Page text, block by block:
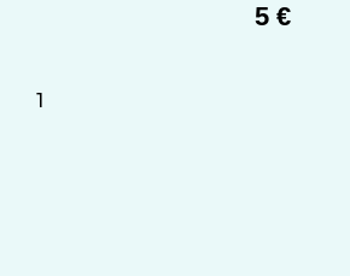
5 €
1